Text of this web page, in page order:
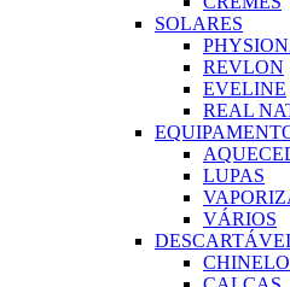
SOLARES
REVLON
EVELINE
REAL
LUPAS
VÁRIOS